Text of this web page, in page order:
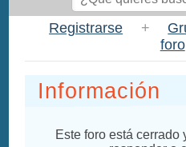
Registrarse +
foro
Información
Este foro está cerrado